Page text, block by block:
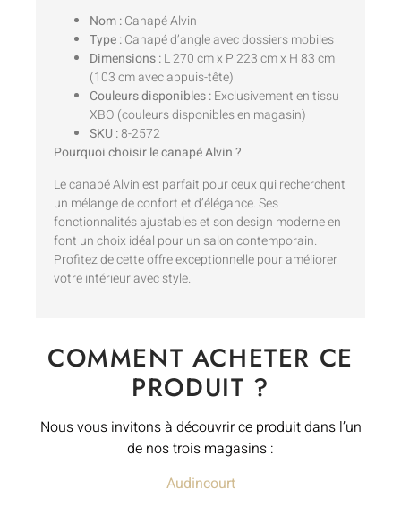
Nom :Canapé Alvin
Type :Canapé d’angle avec dossiers mobiles
Dimensions :L 270 cm x P 223 cm x H 83 cm
(103 cm avec appuis-tête)
Couleurs disponibles :Exclusivement en tissu
XBO (couleurs disponibles en magasin)
SKU :8-2572
Pourquoi choisir le canapé Alvin ?
Le canapé Alvin est parfait pour ceux qui recherchent
un mélange de confort et d’élégance. Ses
fonctionnalités ajustables et son design moderne en
font un choix idéal pour un salon contemporain.
Profitez de cette offre exceptionnelle pour améliorer
votre intérieur avec style.
COMMENT ACHETER CE
PRODUIT ?
Nous vous invitons à découvrir ce produit dans l’un
de nos trois magasins :
Audincourt